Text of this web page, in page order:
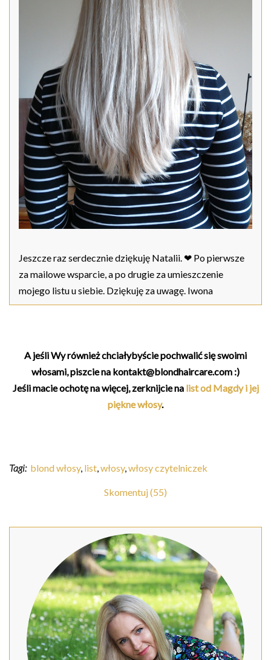
Jeszcze raz serdecznie dziękuję Natalii. ❤ Po pierwsze
za mailowe wsparcie, a po drugie za umieszczenie
mojego listu u siebie. Dziękuję za uwagę. Iwona
A jeśli Wy również chciałybyście pochwalić się swoimi
włosami, piszcie na kontakt@blondhaircare.com :)
Jeśli macie ochotę na więcej, zerknijcie na list od Magdy i jej
piękne włosy.
Tagi: blond włosy, list,włosy,włosy czytelniczek
Skomentuj (55)